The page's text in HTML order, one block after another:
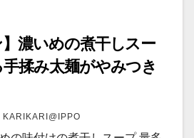
】濃いめの煮干しスー
揉み太麺がやみつき
KARIKARI@IPPO